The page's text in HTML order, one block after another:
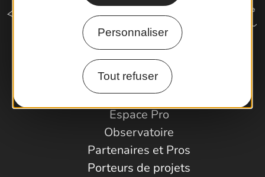
Personnaliser
Tout refuser
Comment venir ?
Espace Pro
Observatoire
Partenaires et Pros
Porteurs de projets